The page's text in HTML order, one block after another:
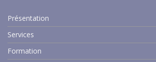
Présentation
Services
Formation